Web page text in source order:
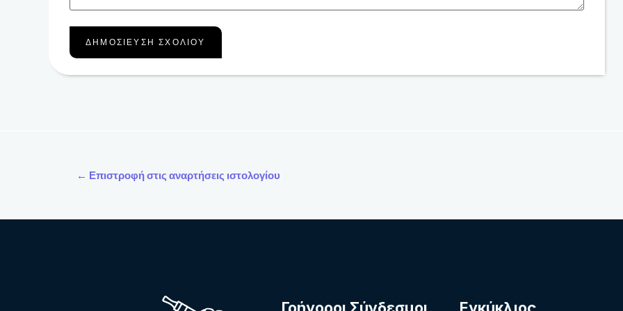
← Επιστροφή στις αναρτήσεις ιστολογίου